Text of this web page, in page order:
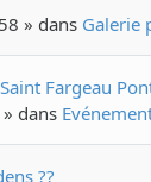
» dans Galerie
Fargeau
dans
??